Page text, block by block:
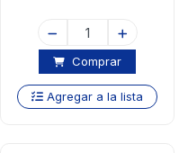
Comprar
Agregar a la lista